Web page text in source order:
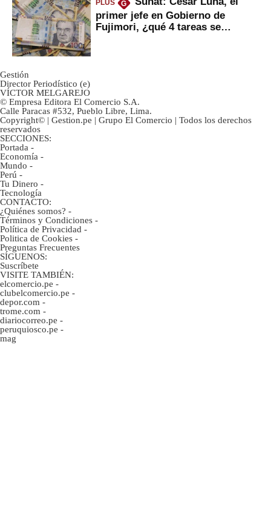
PLUS G
primer jefe en Gobierno de
Fujimori, ¿qué 4 tareas se
Gestión
Director Periodístico (e)
VÍCTOR MELGAREJO
© Empresa Editora El Comercio S.A.
Calle Paracas #532, Pueblo Libre, Lima.
Copyright© | Gestion.pe | Grupo El Comercio | Todos los derechos
reservados
SECCIONES:
Portada -
Economía -
Mundo -
Perú -
Tu Dinero -
Tecnología
CONTACTO:
¿Quiénes somos? -
Términos y Condiciones -
Política de Privacidad -
Politica de Cookies -
Preguntas Frecuentes
SÍGUENOS:
Suscríbete
VISITE TAMBIÉN:
elcomercio.pe -
clubelcomercio.pe -
depor.com -
trome.com -
diariocorreo.pe -
peruquiosco.pe -
mag